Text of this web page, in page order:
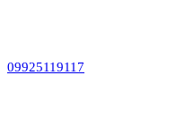
09925119117